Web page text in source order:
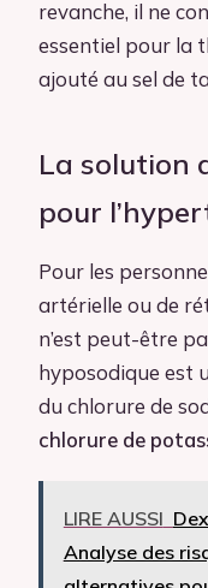
revanche, il ne
essentiel pour la
ajouté au sel de
La solution
pour
Pour les
artérielle ou de
n’est peut-être
hyposodique est
du chlorure de
chlorure de
LIRE AUSSI
Analyse des